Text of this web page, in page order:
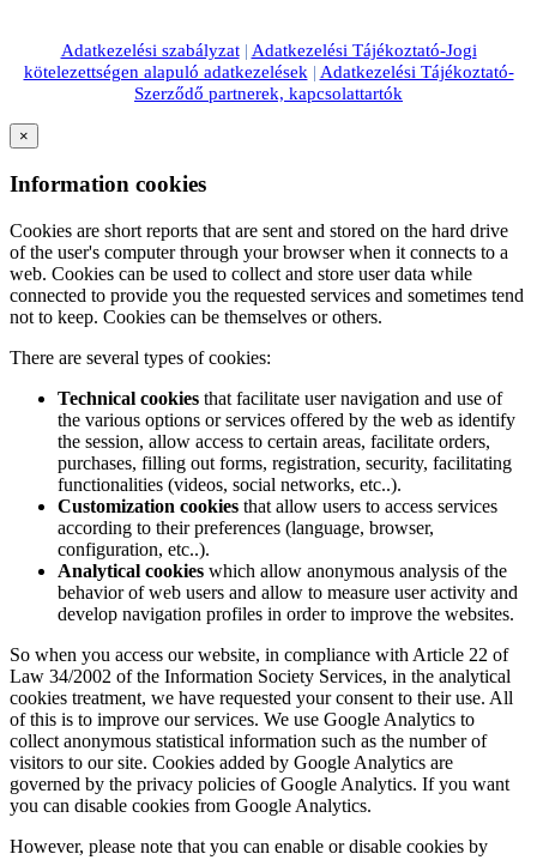
Adatkezelési szabályzat| Adatkezelési Tájékoztató-Jogi
kötelezettségen alapuló adatkezelések| Adatkezelési Tájékoztató-
Szerződő partnerek, kapcsolattartók
×
Information cookies
Cookies are short reports that are sent and stored on the hard drive
of the user's computer through your browser when it connects to a
web. Cookies can be used to collect and store user data while
connected to provide you the requested services and sometimes tend
not to keep. Cookies can be themselves or others.
There are several types of cookies:
Technical cookies that facilitate user navigation and use of
the various options or services offered by the web as identify
the session, allow access to certain areas, facilitate orders,
purchases, filling out forms, registration, security, facilitating
functionalities (videos, social networks, etc..).
Customization cookies that allow users to access services
according to their preferences (language, browser,
configuration, etc..).
Analytical cookies which allow anonymous analysis of the
behavior of web users and allow to measure user activity and
develop navigation profiles in order to improve the websites.
So when you access our website, in compliance with Article 22 of
Law 34/2002 of the Information Society Services, in the analytical
cookies treatment, we have requested your consent to their use. All
of this is to improve our services. We use Google Analytics to
collect anonymous statistical information such as the number of
visitors to our site. Cookies added by Google Analytics are
governed by the privacy policies of Google Analytics. If you want
you can disable cookies from Google Analytics.
However, please note that you can enable or disable cookies by